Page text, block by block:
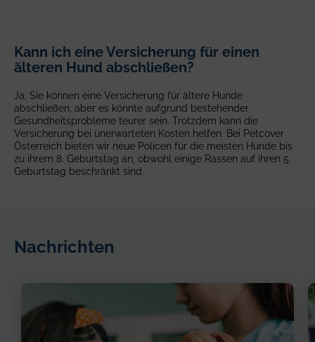
älter oder für Haustiere unter 8 Wochen verfügbar.
Kann ich eine Versicherung für einen
älteren Hund abschließen?
Ja, Sie können eine Versicherung für ältere Hunde
abschließen, aber es könnte aufgrund bestehender
Gesundheitsprobleme teurer sein. Trotzdem kann die
Versicherung bei unerwarteten Kosten helfen. Bei Petcover
Österreich bieten wir neue Policen für die meisten Hunde bis
zu ihrem 8. Geburtstag an, obwohl einige Rassen auf ihren 5.
Geburtstag beschränkt sind.
Nachrichten